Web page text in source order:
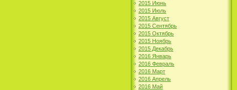
2015 Июнь
2015 Июль
2015 Август
2015 Сентябрь
2015 Октябрь
2015 Ноябрь
2015 Декабрь
2016 Январь
2016 Февраль
2016 Март
2016 Апрель
2016 Май